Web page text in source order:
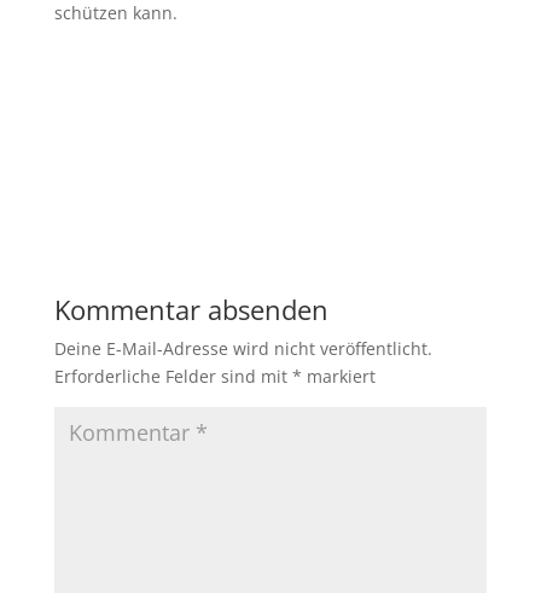
schützen kann.
Kommentar absenden
Deine E-Mail-Adresse wird nicht veröffentlicht.
Erforderliche Felder sind mit * markiert